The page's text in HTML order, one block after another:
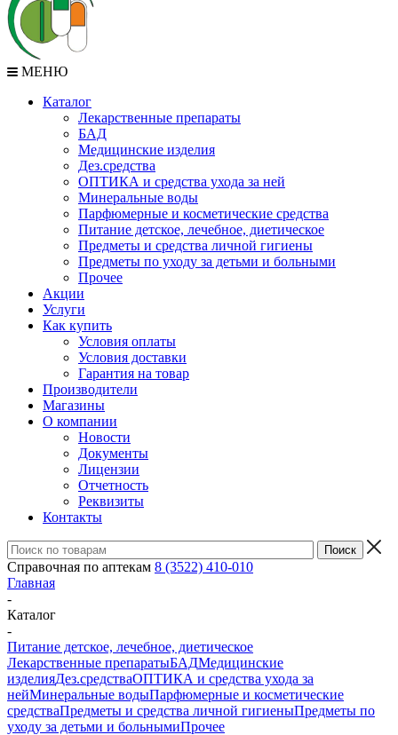
МЕНЮ
Каталог
Лекарственные препараты
БАД
Медицинские изделия
Дез.средства
ОПТИКА и средства ухода за ней
Минеральные воды
Парфюмерные и косметические средства
Питание детское, лечебное, диетическое
Предметы и средства личной гигиены
Предметы по уходу за детьми и больными
Прочее
Акции
Услуги
Как купить
Условия оплаты
Условия доставки
Гарантия на товар
Производители
Магазины
О компании
Новости
Документы
Лицензии
Отчетность
Реквизиты
Контакты
Справочная по аптекам 8 (3522) 410-010
Главная
-
Каталог
-
Питание детское, лечебное, диетическое
Лекарственные препаратыБАДМедицинские
изделияДез.средстваОПТИКА и средства ухода за
нейМинеральные водыПарфюмерные и косметические
средстваПредметы и средства личной гигиеныПредметы по
уходу за детьми и больнымиПрочее